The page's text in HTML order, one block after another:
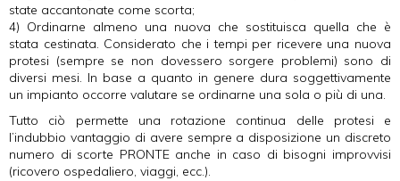
state accantonate come scorta;
4) Ordinarne almeno una nuova che sostituisca quella che è
stata cestinata. Considerato che i tempi per ricevere una nuova
protesi (sempre se non dovessero sorgere problemi) sono di
diversi mesi. In base a quanto in genere dura soggettivamente
un impianto occorre valutare se ordinarne una sola o più di una.
Tutto ciò permette una rotazione continua delle protesi e
l’indubbio vantaggio di avere sempre a disposizione un discreto
numero di scorte PRONTE anche in caso di bisogni improvvisi
(ricovero ospedaliero, viaggi, ecc.).